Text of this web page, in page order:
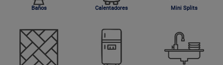
Baños Calentadores Mini Splits